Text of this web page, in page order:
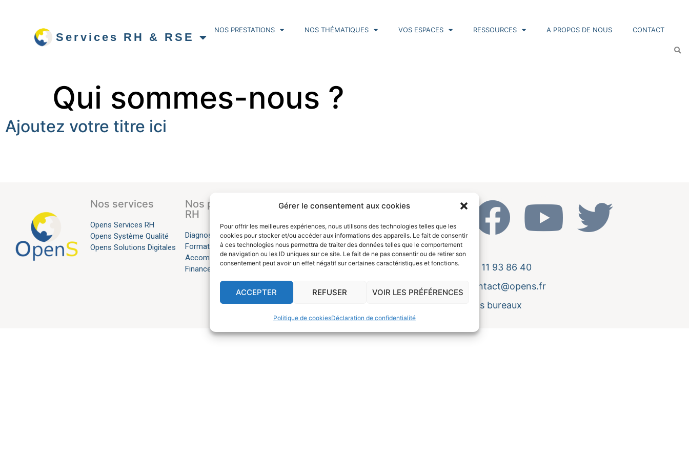
Gérer le consentement aux cookies
Pour offrir les meilleures expériences, nous utilisons des technologies telles que les
cookies pour stocker et/ou accéder aux informations des appareils. Le fait de consentir
à ces technologies nous permettra de traiter des données telles que le comportement
de navigation ou les ID uniques sur ce site. Le fait de ne pas consentir ou de retirer son
consentement peut avoir un effet négatif sur certaines caractéristiques et fonctions.
ACCEPTER REFUSER VOIR LES PRÉFÉRENCES
Politique de cookiesDéclaration de confidentialité
Services RH & RSE
NOS PRESTATIONS NOS THÉMATIQUES VOS ESPACES RESSOURCES A PROPOS DE NOUS CONTACT
Qui sommes-nous ?
Ajoutez votre titre ici
Nos services
Opens Services RH
Opens Système Qualité
Opens Solutions Digitales
Nos prestations
RH
Diagnostic et conseil RH
Formations RH
Accompagnements RH
Financements RH
Informations
À propos de nous
Le blog
Nous contacter
Liens utiles
Mentions légales
Règlement interieur de la
formation
Politiques de
04 11 93 86 40
contact@opens.fr
Nos bureaux